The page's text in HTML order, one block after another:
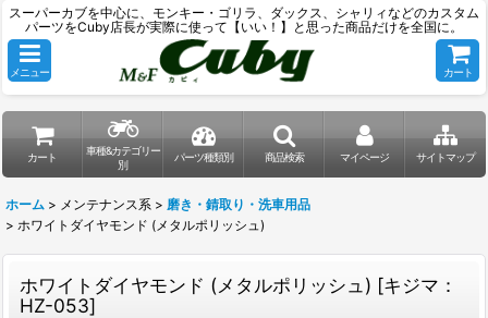
スーパーカブを中心に、モンキー・ゴリラ、ダックス、シャリィなどのカスタム
パーツをCuby店長が実際に使って【いい！】と思った商品だけを全国に。
メニュー カート
カート
車種&カテゴリー
別
パーツ種類別 商品検索 マイページ サイトマップ
ホーム > メンテナンス系 > 磨き・錆取り・洗車用品
> ホワイトダイヤモンド (メタルポリッシュ)
ホワイトダイヤモンド (メタルポリッシュ) [キジマ：
HZ-053]